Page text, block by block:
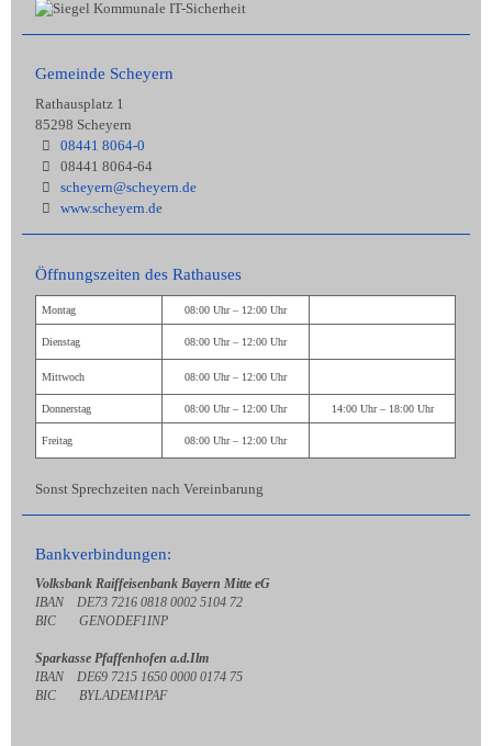
Gemeinde Scheyern
Rathausplatz 1
85298 Scheyern
08441 8064-0
08441 8064-64
scheyern@scheyern.de
www.scheyern.de
Öffnungszeiten des Rathauses
Montag 08:00 Uhr – 12:00 Uhr
Dienstag 08:00 Uhr – 12:00 Uhr
Mittwoch 08:00 Uhr – 12:00 Uhr
Donnerstag 08:00 Uhr – 12:00 Uhr 14:00 Uhr – 18:00 Uhr
Freitag 08:00 Uhr – 12:00 Uhr
Sonst Sprechzeiten nach Vereinbarung
Bankverbindungen:
Volksbank Raiffeisenbank Bayern Mitte eG
IBAN DE73 7216 0818 0002 5104 72
BIC GENODEF1INP
Sparkasse Pfaffenhofen a.d.Ilm
IBAN DE69 7215 1650 0000 0174 75
BIC BYLADEM1PAF